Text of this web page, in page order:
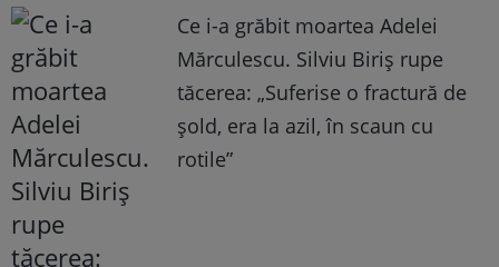
Ce i-a grăbit moartea Adelei
Mărculescu. Silviu Biriș rupe
tăcerea: „Suferise o fractură de
șold, era la azil, în scaun cu
rotile”